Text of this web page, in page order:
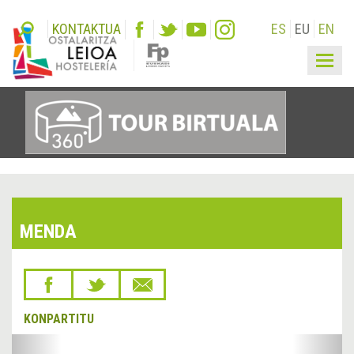
KONTAKTUA ES EU EN
MENDA
KONPARTITU